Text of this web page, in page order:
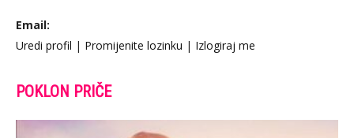
Email:
Uredi profil | Promijenite lozinku | Izlogiraj me
POKLON PRIČE